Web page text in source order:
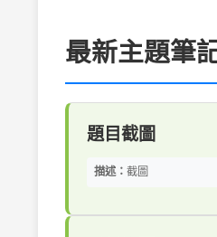
最新主題筆
題目截圖
描述： 截圖